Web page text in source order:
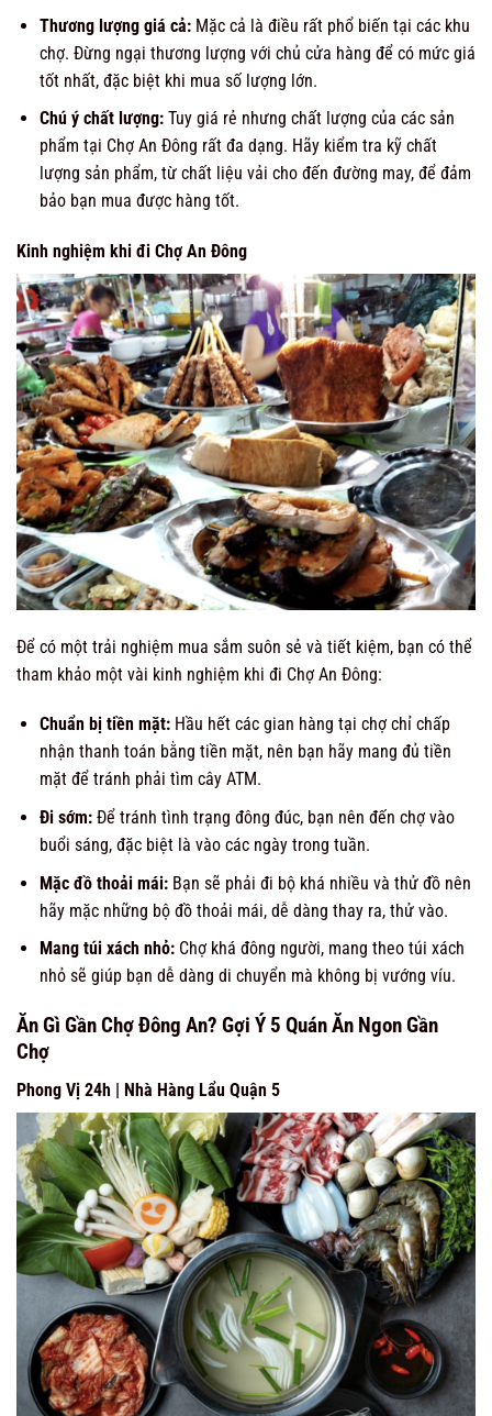
Thương lượng giá cả:Mặc cả là điều rất phổ biến tại các khu
chợ. Đừng ngại thương lượng với chủ cửa hàng để có mức giá
tốt nhất, đặc biệt khi mua số lượng lớn.
Chú ý chất lượng:Tuy giá rẻ nhưng chất lượng của các sản
phẩm tại Chợ An Đông rất đa dạng. Hãy kiểm tra kỹ chất
lượng sản phẩm, từ chất liệu vải cho đến đường may, để đảm
bảo bạn mua được hàng tốt.
Kinh nghiệm khi đi Chợ An Đông
Để có một trải nghiệm mua sắm suôn sẻ và tiết kiệm, bạn có thể
tham khảo một vài kinh nghiệm khi đi Chợ An Đông:
Chuẩn bị tiền mặt:Hầu hết các gian hàng tại chợ chỉ chấp
nhận thanh toán bằng tiền mặt, nên bạn hãy mang đủ tiền
mặt để tránh phải tìm cây ATM.
Đi sớm:Để tránh tình trạng đông đúc, bạn nên đến chợ vào
buổi sáng, đặc biệt là vào các ngày trong tuần.
Mặc đồ thoải mái:Bạn sẽ phải đi bộ khá nhiều và thử đồ nên
hãy mặc những bộ đồ thoải mái, dễ dàng thay ra, thử vào.
Mang túi xách nhỏ:Chợ khá đông người, mang theo túi xách
nhỏ sẽ giúp bạn dễ dàng di chuyển mà không bị vướng víu.
Ăn Gì Gần Chợ Đông An? Gợi Ý 5 Quán Ăn Ngon Gần
Chợ
Phong Vị 24h | Nhà Hàng Lẩu Quận 5